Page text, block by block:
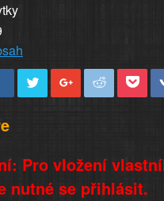
Pro vložení
nutné se přihlásit.